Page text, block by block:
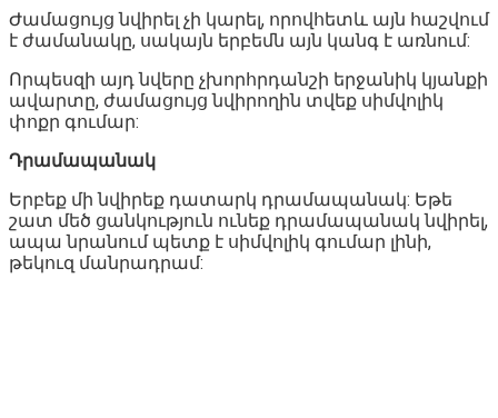
Ժամացույց նվիրել չի կարել, որովհետև այն հաշվում
է ժամանակը, սակայն երբեմն այն կանգ է առնում:
Որպեսզի այդ նվերը չխորհրդանշի երջանիկ կյանքի
ավարտը, ժամացույց նվիրողին տվեք սիմվոլիկ
փոքր գումար:
Դրամապանակ
Երբեք մի նվիրեք դատարկ դրամապանակ: Եթե
շատ մեծ ցանկություն ունեք դրամապանակ նվիրել,
ապա նրանում պետք է սիմվոլիկ գումար լինի,
թեկուզ մանրադրամ: